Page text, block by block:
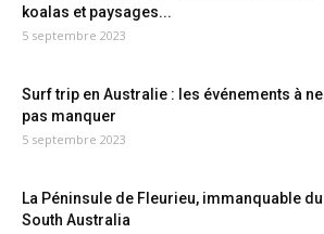
koalas et paysages...
5 septembre 2023
Surf trip en Australie : les événements à ne
pas manquer
5 septembre 2023
La Péninsule de Fleurieu, immanquable du
South Australia